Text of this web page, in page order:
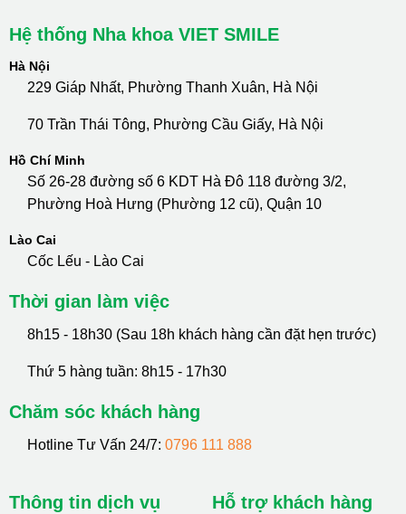
Hệ thống Nha khoa VIET SMILE
Hà Nội
229 Giáp Nhất, Phường Thanh Xuân, Hà Nội
70 Trần Thái Tông, Phường Cầu Giấy, Hà Nội
Hồ Chí Minh
Số 26-28 đường số 6 KDT Hà Đô 118 đường 3/2,
Phường Hoà Hưng (Phường 12 cũ), Quận 10
Lào Cai
Cốc Lếu - Lào Cai
Thời gian làm việc
8h15 - 18h30 (Sau 18h khách hàng cần đặt hẹn trước)
Thứ 5 hàng tuần: 8h15 - 17h30
Chăm sóc khách hàng
Hotline Tư Vấn 24/7: 0796 111 888
Thông tin dịch vụ Hỗ trợ khách hàng